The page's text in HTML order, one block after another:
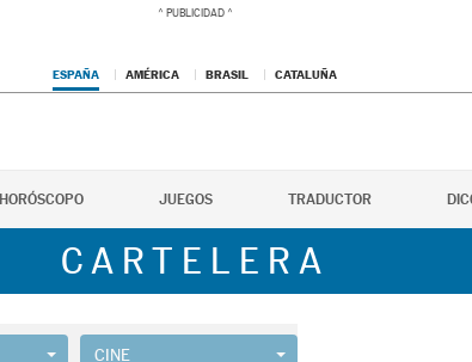
ESPAÑA AMÉRICA BRASIL CATALUÑA
HORÓSCOPO JUEGOS TRADUCTOR
CARTELERA
CINE